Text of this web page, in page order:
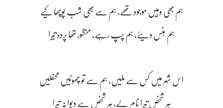
ہم بھی وہیں موجود تھے، ہم سے بھی شب پوچھا کیے
ہم ہنس دیئے، ہم چپ رہے، منظور تھا پردہ تیرا
اس شہر میں کس سے ملیں، ہم سے تو چھوٹیں محفلیں
ہر شخص تیرا نام لے، ہر شخص ہے دیوانہ تیرا